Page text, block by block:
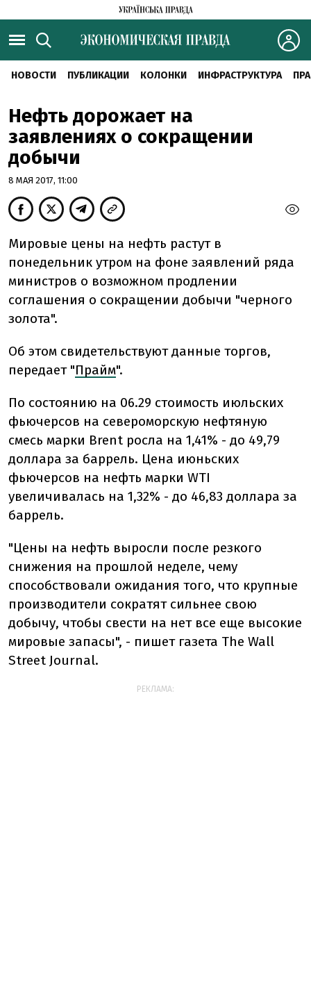
НОВОСТИ ПУБЛИКАЦИИ КОЛОНКИ ИНФРАСТРУКТУРА
Нефть дорожает на
заявлениях о сокращении
добычи
8 МАЯ 2017, 11:00
Мировые цены на нефть растут в
понедельник утром на фоне заявлений ряда
министров о возможном продлении
соглашения о сокращении добычи "черного
золота".
Об этом свидетельствуют данные торгов,
передает "Прайм".
По состоянию на 06.29 стоимость июльских
фьючерсов на североморскую нефтяную
смесь марки Brent росла на 1,41% - до 49,79
доллара за баррель. Цена июньских
фьючерсов на нефть марки WTI
увеличивалась на 1,32% - до 46,83 доллара за
баррель.
"Цены на нефть выросли после резкого
снижения на прошлой неделе, чему
способствовали ожидания того, что крупные
производители сократят сильнее свою
добычу, чтобы свести на нет все еще высокие
мировые запасы", - пишет газета The Wall
Street Journal.
РЕКЛАМА: